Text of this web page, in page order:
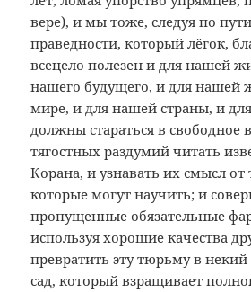
вере), и мы тоже, следуя по
праведности, который лёгок,
всецело полезен и для нашей
нашего будущего, и для нашей
мире, и для нашей страны, и
должны стараться в свободное
тягостных раздумий читать
Корана, и узнавать их смысл
которые могут научить; и
пропущенные обязательные
используя хорошие качества
превратить эту тюрьму в
сад, который взращивает